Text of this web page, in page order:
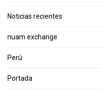
Noticias recientes
nuam exchange
Perú
Portada